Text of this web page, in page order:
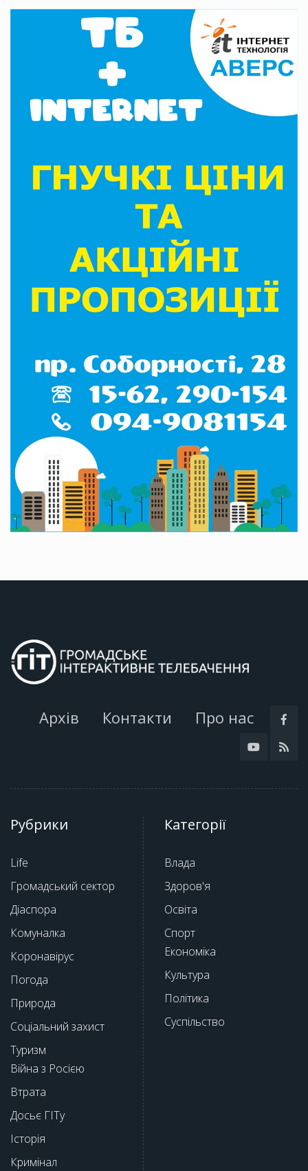
Архів Контакти Про нас
Рубрики
Life
Громадський сектор
Діаспора
Комуналка
Коронавірус
Погода
Природа
Соціальний захист
Туризм
Війна з Росією
Втрата
Досьє ГІТу
Історія
Кримінал
Категорії
Влада
Здоров'я
Освіта
Спорт
Економіка
Культура
Політика
Суспільство